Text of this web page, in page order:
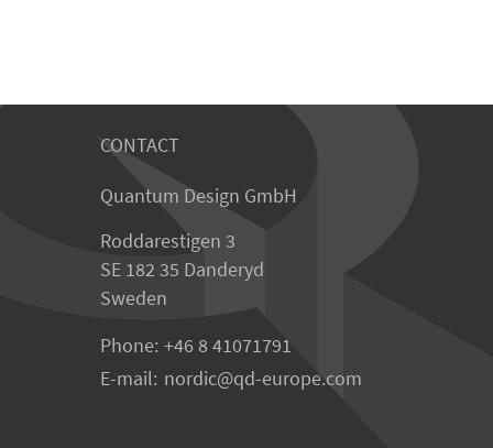
CONTACT
Quantum Design GmbH
Roddarestigen 3
SE 182 35 Danderyd
Sweden
Phone: +46 8 41071791
E-mail: nordic qd-europe.com